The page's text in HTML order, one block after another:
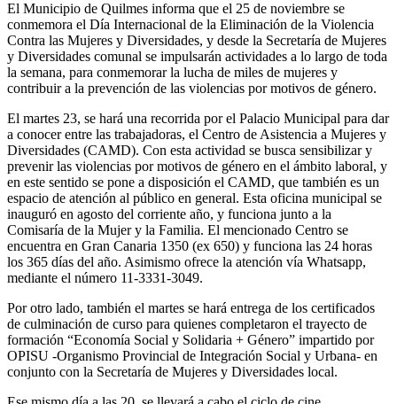
El Municipio de Quilmes informa que el 25 de noviembre se
conmemora el Día Internacional de la Eliminación de la Violencia
Contra las Mujeres y Diversidades, y desde la Secretaría de Mujeres
y Diversidades comunal se impulsarán actividades a lo largo de toda
la semana, para conmemorar la lucha de miles de mujeres y
contribuir a la prevención de las violencias por motivos de género.
El martes 23, se hará una recorrida por el Palacio Municipal para dar
a conocer entre las trabajadoras, el Centro de Asistencia a Mujeres y
Diversidades (CAMD). Con esta actividad se busca sensibilizar y
prevenir las violencias por motivos de género en el ámbito laboral, y
en este sentido se pone a disposición el CAMD, que también es un
espacio de atención al público en general. Esta oficina municipal se
inauguró en agosto del corriente año, y funciona junto a la
Comisaría de la Mujer y la Familia. El mencionado Centro se
encuentra en Gran Canaria 1350 (ex 650) y funciona las 24 horas
los 365 días del año. Asimismo ofrece la atención vía Whatsapp,
mediante el número 11-3331-3049.
Por otro lado, también el martes se hará entrega de los certificados
de culminación de curso para quienes completaron el trayecto de
formación “Economía Social y Solidaria + Género” impartido por
OPISU -Organismo Provincial de Integración Social y Urbana- en
conjunto con la Secretaría de Mujeres y Diversidades local.